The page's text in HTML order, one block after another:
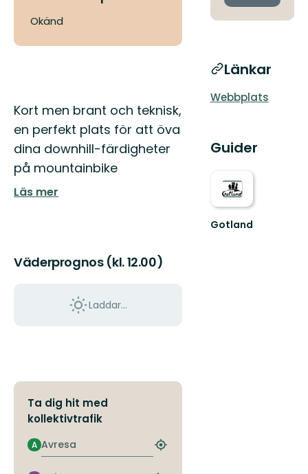
Okänd
Beskrivning
Kort men brant och teknisk,
en perfekt plats för att öva
dina downhill-färdigheter
på mountainbike
Läs mer
Väderprognos (kl. 12.00)
Laddar...
Ta dig hit med
kollektivtrafik
Avresa
A
Hitta
Länkar
Webbplats
Guider
Gotland